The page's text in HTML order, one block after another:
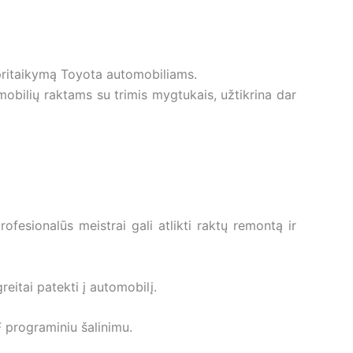
Toyota automobiliams.
raktams su trimis mygtukais, užtikrina dar
meistrai gali atlikti raktų remontą ir
patekti į automobilį.
šalinimu.